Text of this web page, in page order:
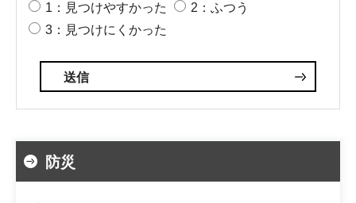
1：見つけやすかった
2：ふつう
3：見つけにくかった
防災